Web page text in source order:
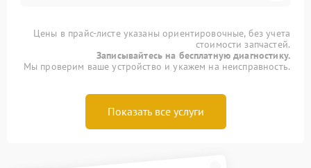
Цены в прайс-листе указаны ориентировочные, без учета
стоимости запчастей.
Записывайтесь на бесплатную диагностику.
Мы проверим ваше устройство и укажем на неисправность.
Показать все услуги